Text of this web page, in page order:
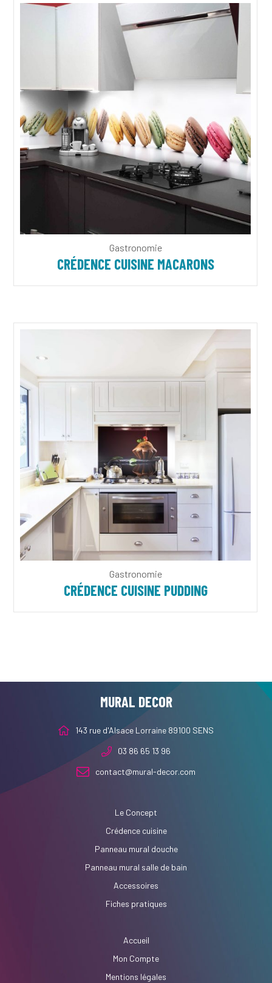
Gastronomie
CRÉDENCE CUISINE MACARONS
Gastronomie
CRÉDENCE CUISINE PUDDING
MURAL DECOR
143 rue d'Alsace Lorraine 89100 SENS
03 86 65 13 96
contact@mural-decor.com
Le Concept
Crédence cuisine
Panneau mural douche
Panneau mural salle de bain
Accessoires
Fiches pratiques
Accueil
Mon Compte
Mentions légales